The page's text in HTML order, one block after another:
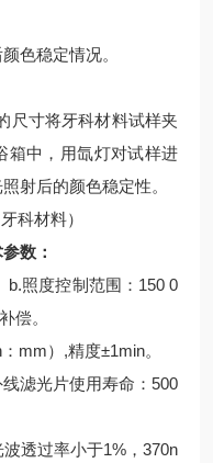
色稳定情况。
尺寸将牙科材料试样夹
箱中，用氙灯对试样进
射后的颜色稳定性。
数：
b.照度控制范围：150 0
偿。
mm）,精度±1min。
滤光片使用寿命：500
透过率小于1%，370n